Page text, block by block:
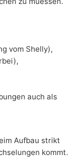
vom Shelly),
auch als
Aufbau strikt
kommt.